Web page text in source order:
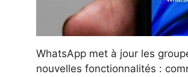
WhatsApp met à jour les
nouvelles fonctionnalités :